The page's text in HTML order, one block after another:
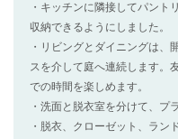
・キッチンに隣接してパント
収納できるようにしました。
・リビングとダイニングは、
スを介して庭へ連続します。
での時間を楽しめます。
・洗面と脱衣室を分けて、プ
・脱衣、クローゼット、ラ